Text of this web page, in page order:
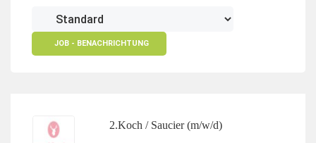
JOB - BENACHRICHTUNG
2.Koch / Saucier (m/w/d)